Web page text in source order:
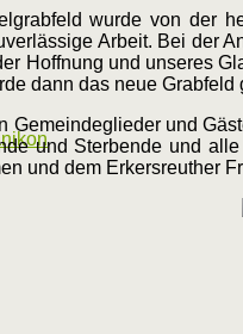
wurde von der
Arbeit. Bei der
Hoffnung und unseres
dann das neue
Gemeindeglieder und
und Sterbende und
und dem Erkersreuther